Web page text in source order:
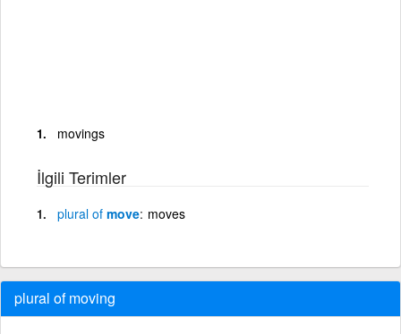
movings
İlgili Terimler
plural of move moves
plural of moving